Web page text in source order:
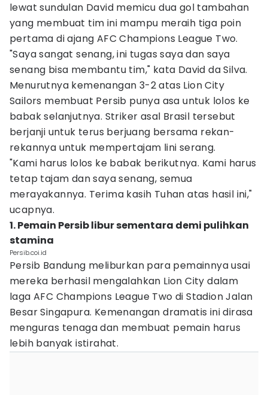
lewat sundulan David memicu dua gol tambahan
yang membuat tim ini mampu meraih tiga poin
pertama di ajang AFC Champions League Two.
"Saya sangat senang, ini tugas saya dan saya
senang bisa membantu tim," kata David da Silva.
Menurutnya kemenangan 3-2 atas Lion City
Sailors membuat Persib punya asa untuk lolos ke
babak selanjutnya. Striker asal Brasil tersebut
berjanji untuk terus berjuang bersama rekan-
rekannya untuk mempertajam lini serang.
"Kami harus lolos ke babak berikutnya. Kami harus
tetap tajam dan saya senang, semua
merayakannya. Terima kasih Tuhan atas hasil ini,"
ucapnya.
1. Pemain Persib libur sementara demi pulihkan
stamina
Persib.coi.id
Persib Bandung meliburkan para pemainnya usai
mereka berhasil mengalahkan Lion City dalam
laga AFC Champions League Two di Stadion Jalan
Besar Singapura. Kemenangan dramatis ini dirasa
menguras tenaga dan membuat pemain harus
lebih banyak istirahat.